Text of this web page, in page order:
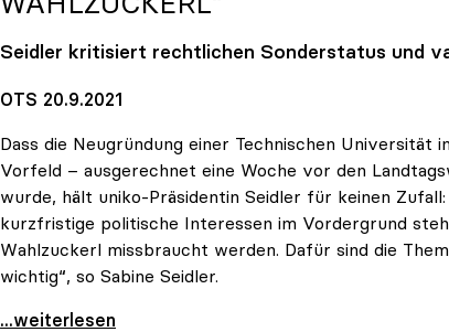
Seidler kritisiert rechtlichen Sonderstatus und
OTS 20.9.2021
Dass die Neugründung einer Technischen
Vorfeld – ausgerechnet eine Woche vor den
wurde, hält uniko-Präsidentin Seidler für keinen
kurzfristige politische Interessen im Vordergrund
Wahlzuckerl missbraucht werden. Dafür sind die
wichtig“, so Sabine Seidler.
uniko-Präsidentin zur TU OÖ: „Völlig
...weiterlesen